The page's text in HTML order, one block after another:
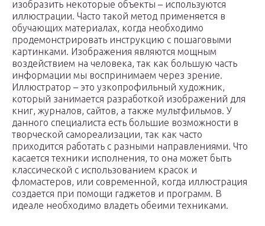
изобразить некоторые объекты – используются
иллюстрации. Часто такой метод применяется в
обучающих материалах, когда необходимо
продемонстрировать инструкцию с пошаговыми
картинками. Изображения являются мощным
воздействием на человека, так как большую часть
информации мы воспринимаем через зрение.
Иллюстратор – это узкопрофильный художник,
который занимается разработкой изображений для
книг, журналов, сайтов, а также мультфильмов. У
данного специалиста есть большие возможности в
творческой самореализации, так как часто
приходится работать с разными направлениями. Что
касается техники исполнения, то она может быть
классической с использованием красок и
фломастеров, или современной, когда иллюстрация
создается при помощи гаджетов и программ. В
идеале необходимо владеть обеими техниками.